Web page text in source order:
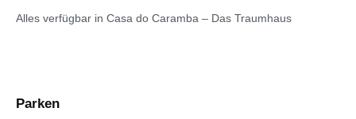
Alles verfügbar in Casa do Caramba – Das Traumhaus
Parken